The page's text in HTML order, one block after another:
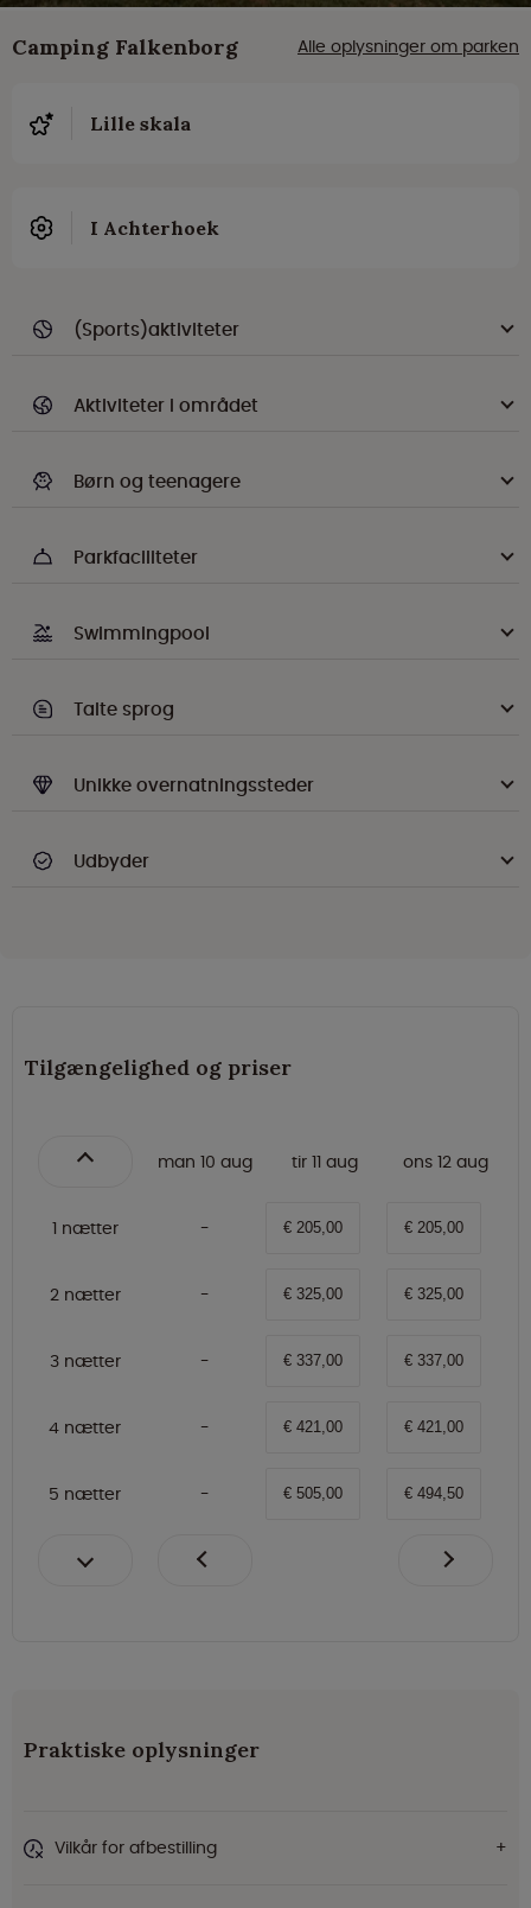
Camping Falkenborg Alle oplysninger om parken
Lille skala
I Achterhoek
(Sports)aktiviteter
Aktiviteter i området
Børn og teenagere
Parkfaciliteter
Swimmingpool
Talte sprog
Unikke overnatningssteder
Udbyder
Tilgængelighed og priser
man 10 aug tir 11 aug ons 12 aug
1 nætter € 205,00 € 205,00
2 nætter € 325,00 € 325,00
3 nætter € 337,00 € 337,00
4 nætter € 421,00 € 421,00
5 nætter € 505,00 € 494,50
Praktiske oplysninger
Vilkår for afbestilling